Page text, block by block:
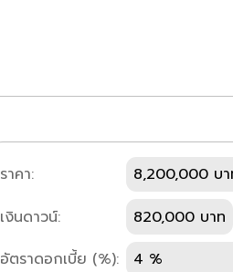
ราคา:
8,200,000 บ
เงินดาวน์:
820,000 บาท
อัตราดอกเบี้ย (%):
4 %